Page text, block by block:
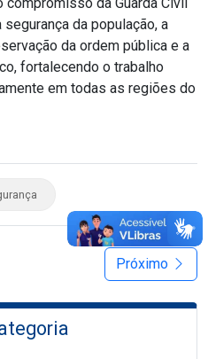
da população, a
da ordem pública e a
fortalecendo o trabalho
em todas as regiões do
Próximo